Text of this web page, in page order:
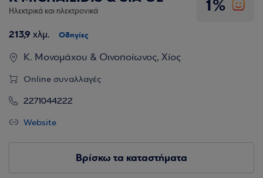
Ηλεκτρικά και ηλεκτρονικά
213,9 χλμ. Οδηγίες
1%
Κ. Μονομάχου & Οινοποίωνος, Χίος
Online συναλλαγές
2271044222
Website
Βρίσκω τα καταστήματα